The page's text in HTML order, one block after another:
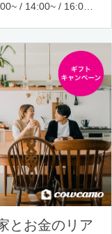
とお金のリア